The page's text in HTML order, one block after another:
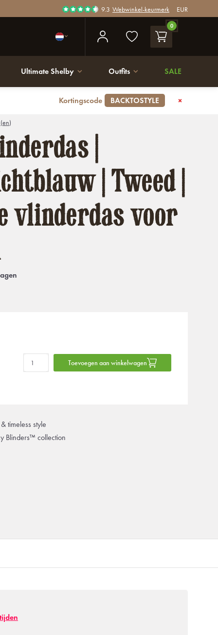
9.3 Webwinkel-keurmerk EUR
0
Ultimate Shelby Outfits SALE
Kortingscode BACKTOSTYLE
|
| Tweed |
vlinderdas voor
Toevoegen aan winkelwagen
timeless style
Blinders™ collection